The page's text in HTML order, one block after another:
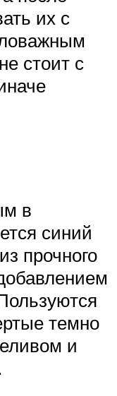
их с
стоит с
в
синий
прочного
темно
и